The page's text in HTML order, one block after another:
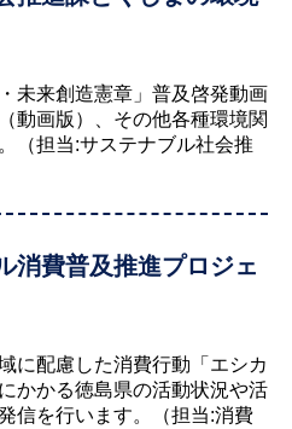
未来創造憲章」普及啓発動画
動画版）、その他各種環境関
（担当:サステナブル社会推
消費普及推進プロジェ
に配慮した消費行動「エシカ
かかる徳島県の活動状況や活
信を行います。（担当:消費